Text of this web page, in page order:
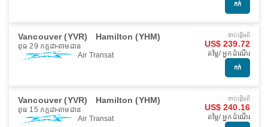
កក់
Vancouver (YVR) Hamilton (YHM)
ពុធ 29 កក្កដា តាមដាន
Air Transat
ចាប់ផ្ដើមពី
US$ 239.72
តម្លៃ/ អ្នកដំណើរ
កក់
Vancouver (YVR) Hamilton (YHM)
ពុធ 15 កក្កដា តាមដាន
Air Transat
ចាប់ផ្ដើមពី
US$ 240.16
តម្លៃ/ អ្នកដំណើរ